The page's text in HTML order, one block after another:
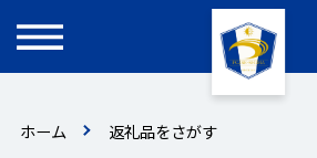
ホーム 返礼品をさがす